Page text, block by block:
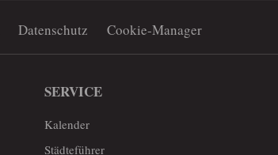
Datenschutz Cookie-Manager
SERVICE
Kalender
Städteführer